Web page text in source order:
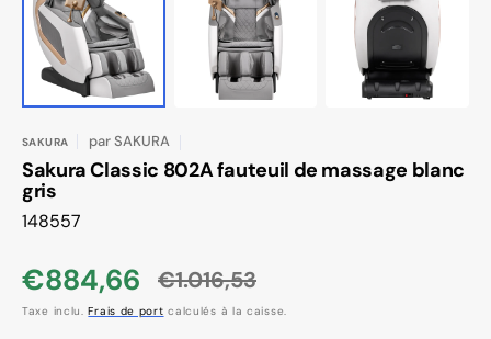
SAKURA parSAKURA
Sakura Classic 802A fauteuil de massage blanc
gris
SKU:
148557
Prix
soldé
€884,66
Prix
habituel
€1.016,53
Taxe inclu.Frais de port calculés à la caisse.